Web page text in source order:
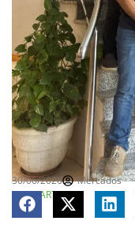
30/06/2026
Mercados
COMPARTE